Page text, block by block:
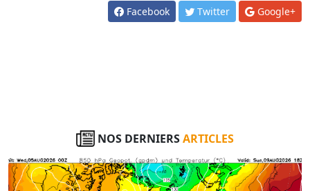
Facebook Twitter Google+
NOS DERNIERSARTICLES